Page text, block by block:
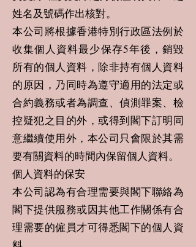
姓名及號碼作出核對。
本公司將根據香港特別行政區法例於
收集個人資料最少保存5年後，銷毀
所有的個人資料，除非持有個人資料
的原因，乃同時為遵守適用的法定或
合約義務或者為調查、偵測罪案、檢
控疑犯之目的外，或得到閣下訂明同
意繼續使用外，本公司只會限於其需
要有關資料的時間內保留個人資料。
個人資料的保安
本公司認為有合理需要與閣下聯絡為
閣下提供服務或因其他工作關係有合
理需要的僱員才可得悉閣下的個人資